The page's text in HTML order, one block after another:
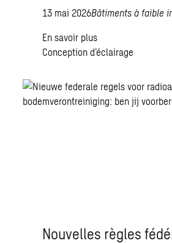
13 mai 2026Bâtiments à faible
En savoir plus
Conception d’éclairage
Nouvelles règles